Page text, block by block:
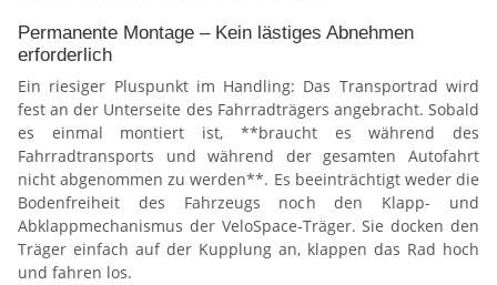
Permanente Montage – Kein lästiges Abnehmen
erforderlich
Ein riesiger Pluspunkt im Handling: Das Transportrad wird
fest an der Unterseite des Fahrradträgers angebracht. Sobald
es einmal montiert ist, **braucht es während des
Fahrradtransports und während der gesamten Autofahrt
nicht abgenommen zu werden**. Es beeinträchtigt weder die
Bodenfreiheit des Fahrzeugs noch den Klapp- und
Abklappmechanismus der VeloSpace-Träger. Sie docken den
Träger einfach auf der Kupplung an, klappen das Rad hoch
und fahren los.